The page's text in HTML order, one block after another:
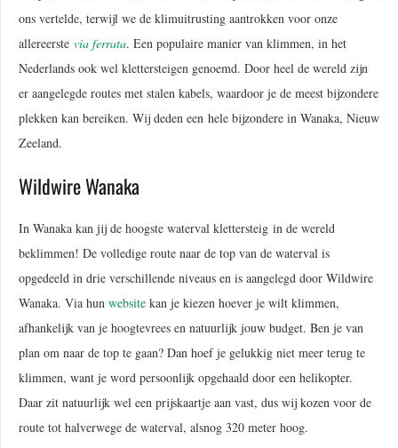
ons vertelde, terwijl we de klimuitrusting aantrokken voor onze
allereerste via ferrata. Een populaire manier van klimmen, in het
Nederlands ook wel klettersteigen genoemd. Door heel de wereld zijn
er aangelegde routes met stalen kabels, waardoor je de meest bijzondere
plekken kan bereiken. Wij deden een hele bijzondere in Wanaka, Nieuw
Zeeland.
Wildwire Wanaka
In Wanaka kan jij de hoogste waterval klettersteig in de wereld
beklimmen! De volledige route naar de top van de waterval is
opgedeeld in drie verschillende niveaus en is aangelegd door Wildwire
Wanaka. Via hun website kan je kiezen hoever je wilt klimmen,
afhankelijk van je hoogtevrees en natuurlijk jouw budget. Ben je van
plan om naar de top te gaan? Dan hoef je gelukkig niet meer terug te
klimmen, want je word persoonlijk opgehaald door een helikopter.
Daar zit natuurlijk wel een prijskaartje aan vast, dus wij kozen voor de
route tot halverwege de waterval, alsnog 320 meter hoog.